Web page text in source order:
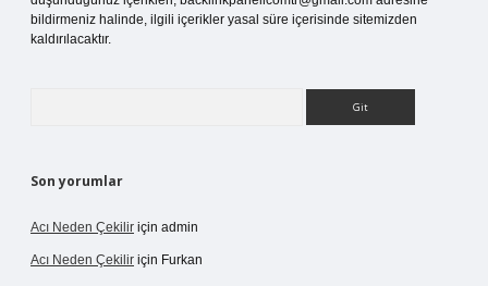
bildirmeniz halinde, ilgili içerikler yasal süre içerisinde sitemizden
kaldırılacaktır.
Son yorumlar
Acı Neden Çekilir için admin
Acı Neden Çekilir için Furkan